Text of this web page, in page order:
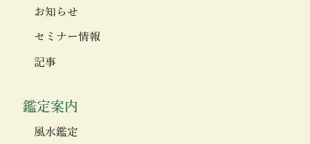
お知らせ
セミナー情報
記事
鑑定案内
風水鑑定